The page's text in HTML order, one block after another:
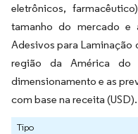
eletrônicos,
tamanho do mercado e
Adesivos para Laminação
região da América do
dimensionamento e as
com base na receita (USD).
Tipo